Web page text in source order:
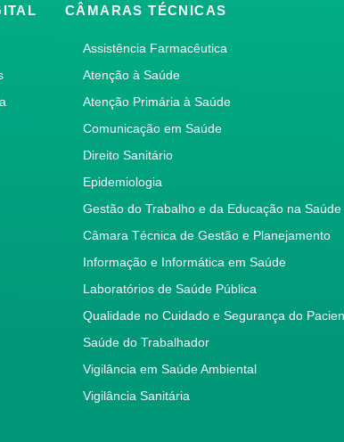
CÂMARAS TÉCNICAS
Assistência Farmacêutica
Atenção à Saúde
Atenção Primária à Saúde
Comunicação em Saúde
Direito Sanitário
Epidemiologia
Gestão do Trabalho e da Educação na Saúde
Câmara Técnica de Gestão e Planejamento
Informação e Informática em Saúde
Laboratórios de Saúde Pública
Qualidade no Cuidado e Segurança do
Saúde do Trabalhador
Vigilância em Saúde Ambiental
Vigilância Sanitária